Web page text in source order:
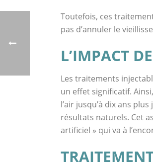
Toutefois, ces
pas d’annuler le
L’IMPACT
Les traitements
un effet significatif.
l’air jusqu’à dix ans
résultats naturels. Cet
artificiel » qui va à